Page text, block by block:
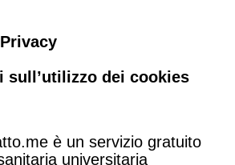
sull’utilizzo dei cookies
è un servizio gratuito
universitaria